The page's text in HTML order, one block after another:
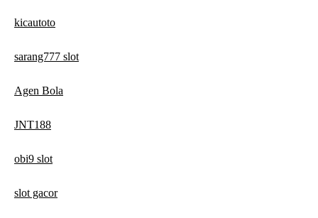
kicautoto
sarang777 slot
Agen Bola
JNT188
obi9 slot
slot gacor